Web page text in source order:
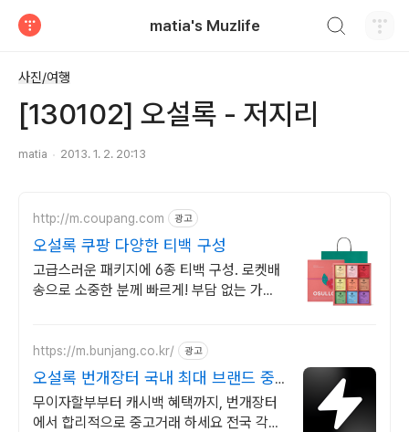
matia's Muzlife
사진/여행
[130102] 오설록 - 저지리
matia 2013. 1. 2. 20:13
http://m.coupang.com 광고
오설록 쿠팡 다양한 티백 구성
고급스러운 패키지에 6종 티백 구성. 로켓배
송으로 소중한 분께 빠르게! 부담 없는 가격
https://m.bunjang.co.kr/ 광고
오설록 번개장터 국내 최대 브랜드 중
고거래
무이자할부부터 캐시백 혜택까지, 번개장터
에서 합리적으로 중고거래 하세요 전국 각지